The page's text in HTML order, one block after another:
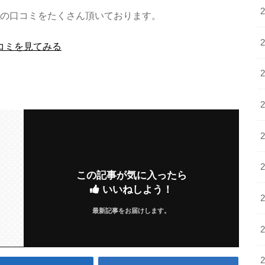
口コミをたくさん頂いております。
ミを見てみる
この記事が気に入ったら
いいねしよう！
最新記事をお届けします。